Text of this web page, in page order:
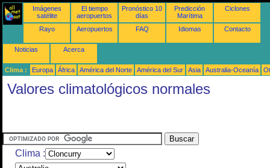
Imágenes
satélite
El tiempo
aeropuertos
Pronóstico 10
días
Predicción
Marítima
Ciclones
Rayo Aeropuertos FAQ Idiomas Contacto
Noticias Acerca
Clima : Europa África América del Norte América del Sur Asia Australia-Oceanía
Valores climatológicos normales
Clima :